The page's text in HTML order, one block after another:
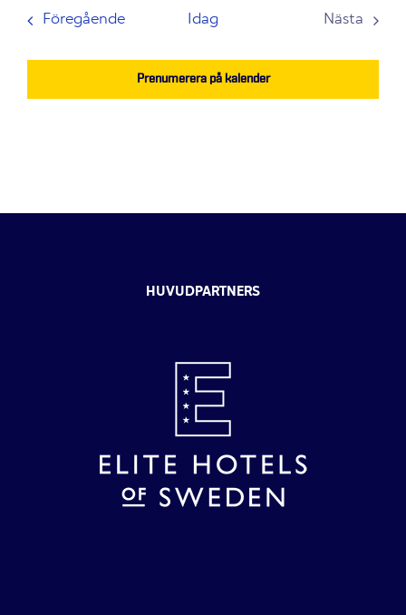
FöregåendeEvenemang
Idag
Nästa
Prenumerera på kalender
HUVUDPARTNERS